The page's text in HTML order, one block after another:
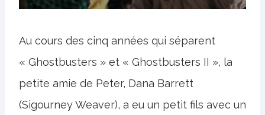
Au cours des cinq années qui séparent
« Ghostbusters » et « Ghostbusters II », la
petite amie de Peter, Dana Barrett
(Sigourney Weaver), a eu un petit fils avec un